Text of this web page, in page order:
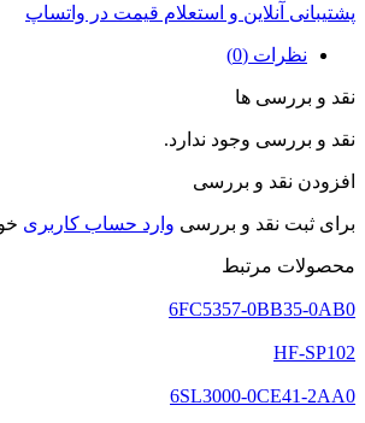
پشتیبانی آنلاین و استعلام قیمت در واتساپ
نظرات (0)
نقد و بررسی ها
نقد و بررسی وجود ندارد.
افزودن نقد و بررسی
برای ثبت نقد و بررسی وارد حساب کاربری
محصولات مرتبط
6FC5357-0BB35-0AB0
HF-SP102
6SL3000-0CE41-2AA0